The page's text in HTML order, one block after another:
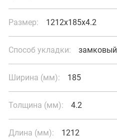
Размер: 1212x185x4.2
Способ укладки: замковый
Ширина (мм): 185
Толщина (мм): 4.2
Длина (мм): 1212